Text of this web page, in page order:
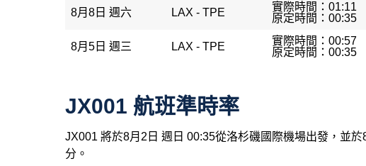
8月8日 週六 LAX - TPE
實際時間：01:11
原定時間：00:35
8月5日 週三 LAX - TPE
實際時間：00:57
原定時間：00:35
JX001 航班準時率
JX001 將於8月2日 週日 00:35從洛杉磯國際機場出發，並
分。